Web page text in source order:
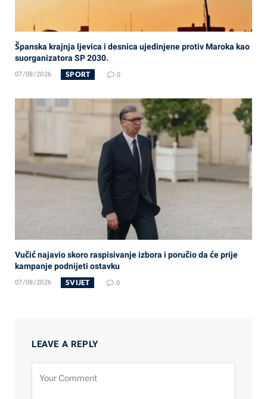
Španska krajnja ljevica i desnica ujedinjene protiv Maroka kao
suorganizatora SP 2030.
07/08/2026 SPORT 0
Vučić najavio skoro raspisivanje izbora i poručio da će prije
kampanje podnijeti ostavku
07/08/2026 SVIJET 0
LEAVE A REPLY